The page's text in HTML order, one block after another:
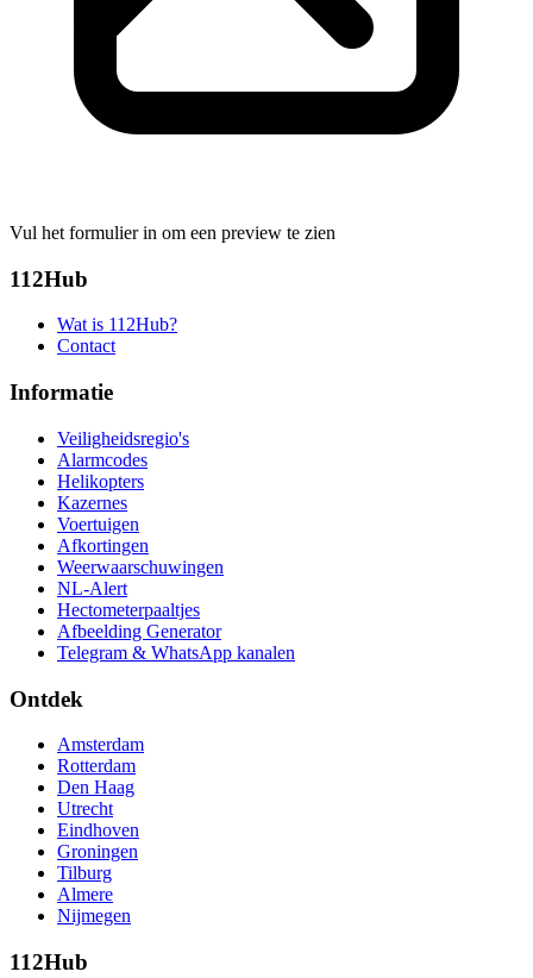
Vul het formulier in om een preview te zien
112Hub
Wat is 112Hub?
Contact
Informatie
Veiligheidsregio's
Alarmcodes
Helikopters
Kazernes
Voertuigen
Afkortingen
Weerwaarschuwingen
NL-Alert
Hectometerpaaltjes
Afbeelding Generator
Telegram & WhatsApp kanalen
Ontdek
Amsterdam
Rotterdam
Den Haag
Utrecht
Eindhoven
Groningen
Tilburg
Almere
Nijmegen
112Hub